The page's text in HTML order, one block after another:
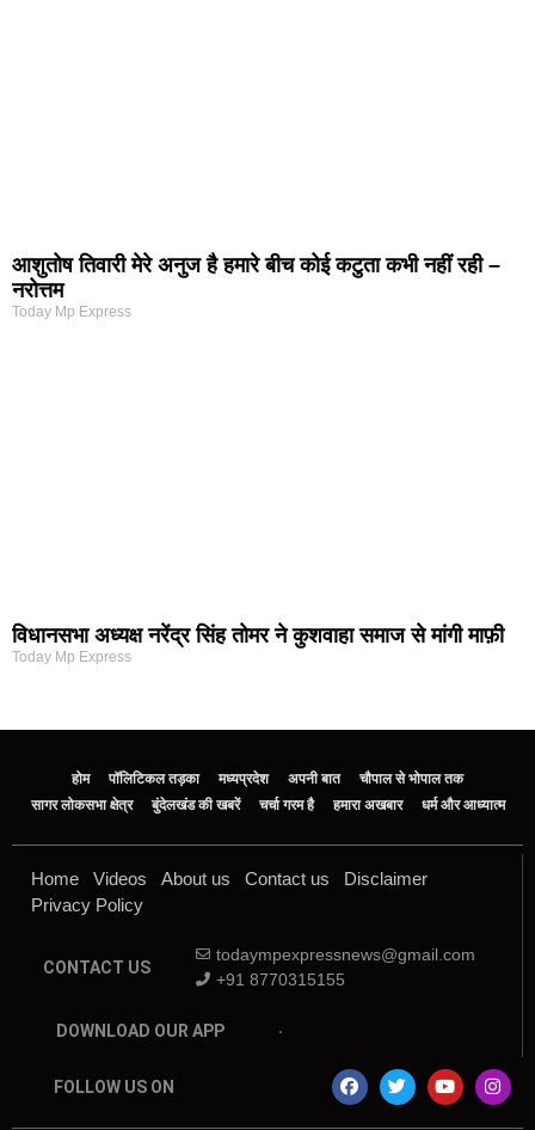
आशुतोष तिवारी मेरे अनुज है हमारे बीच कोई कटुता कभी नहीं रही –
नरोत्तम
Today Mp Express
विधानसभा अध्यक्ष नरेंद्र सिंह तोमर ने कुशवाहा समाज से मांगी माफ़ी
Today Mp Express
होम पॉलिटिकल तड़का मध्यप्रदेश अपनी बात
चौपाल से भोपाल तक
सागर लोकसभा क्षेत्र
बुंदेलखंड की खबरें चर्चा गरम है हमारा अखबार धर्म और आध्यात्म
Home Videos About us Contact us
Disclaimer
Privacy Policy
CONTACT US
todaympexpressnews@gmail.com
+91 8770315155
DOWNLOAD OUR APP
FOLLOW US ON